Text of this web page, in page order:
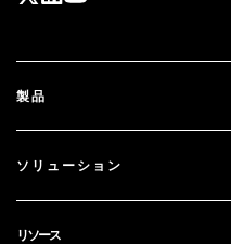
製品
SecurID
ソリューション
リソース